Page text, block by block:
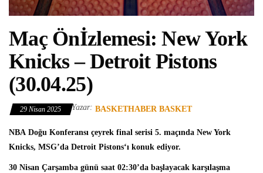
Maç Önİzlemesi: New York
Knicks – Detroit Pistons
(30.04.25)
29 Nisan 2025 Yazar: BASKETHABER BASKET
NBA Doğu Konferansı çeyrek final serisi 5. maçında New York
Knicks, MSG’da Detroit Pistons‘ı konuk ediyor.
30 Nisan Çarşamba günü saat 02:30’da başlayacak karşılaşma